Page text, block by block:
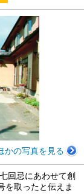
かの写真を見る
回忌にあわせて創
を取ったと伝えま